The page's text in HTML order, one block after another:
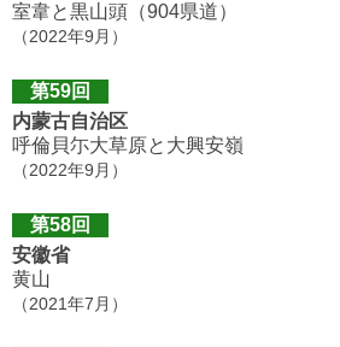
室韋と黒山頭（904県道）
（2022年9月）
第59回
内蒙古自治区
呼倫貝尓大草原と大興安嶺
（2022年9月）
第58回
安徽省
黄山
（2021年7月）